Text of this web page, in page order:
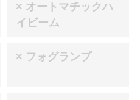
× オートマチックハ
イビーム
× フォグランプ